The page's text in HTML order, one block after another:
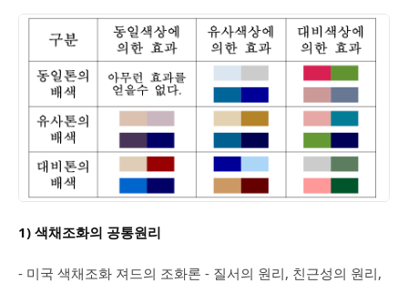
1) 색채조화의 공통원리
- 미국 색채조화 져드의 조화론 - 질서의 원리, 친근성의 원리,